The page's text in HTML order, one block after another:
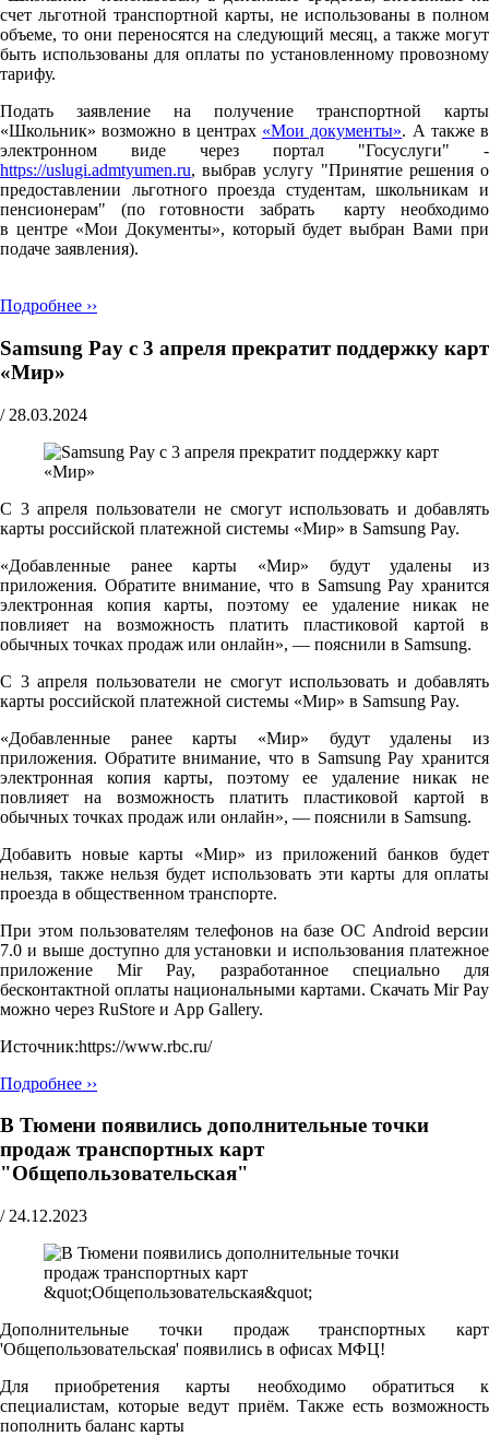
счет льготной транспортной карты, не использованы в полном
объеме, то они переносятся на следующий месяц, а также могут
быть использованы для оплаты по установленному провозному
тарифу.
Подать заявление на получение транспортной карты
«Школьник» возможно в центрах «Мои документы». А также в
электронном виде через портал "Госуслуги" -
https://uslugi.admtyumen.ru, выбрав услугу "Принятие решения о
предоставлении льготного проезда студентам, школьникам и
пенсионерам" (по готовности забрать карту необходимо
в центре «Мои Документы», который будет выбран Вами при
подаче заявления).
Подробнее ››
Samsung Pay с 3 апреля прекратит поддержку карт
«Мир»
/ 28.03.2024
С 3 апреля пользователи не смогут использовать и добавлять
карты российской платежной системы «Мир» в Samsung Pay.
«Добавленные ранее карты «Мир» будут удалены из
приложения. Обратите внимание, что в Samsung Pay хранится
электронная копия карты, поэтому ее удаление никак не
повлияет на возможность платить пластиковой картой в
обычных точках продаж или онлайн», — пояснили в Samsung.
С 3 апреля пользователи не смогут использовать и добавлять
карты российской платежной системы «Мир» в Samsung Pay.
«Добавленные ранее карты «Мир» будут удалены из
приложения. Обратите внимание, что в Samsung Pay хранится
электронная копия карты, поэтому ее удаление никак не
повлияет на возможность платить пластиковой картой в
обычных точках продаж или онлайн», — пояснили в Samsung.
Добавить новые карты «Мир» из приложений банков будет
нельзя, также нельзя будет использовать эти карты для оплаты
проезда в общественном транспорте.
При этом пользователям телефонов на базе ОС Android версии
7.0 и выше доступно для установки и использования платежное
приложение Mir Pay, разработанное специально для
бесконтактной оплаты национальными картами. Скачать Mir Pay
можно через RuStore и App Gallery.
Источник:https://www.rbc.ru/
Подробнее ››
В Тюмени появились дополнительные точки
продаж транспортных карт
"Общепользовательская"
/ 24.12.2023
Дополнительные точки продаж транспортных карт
'Общепользовательская' появились в офисах МФЦ!
Для приобретения карты необходимо обратиться к
специалистам, которые ведут приём. Также есть возможность
пополнить баланс карты